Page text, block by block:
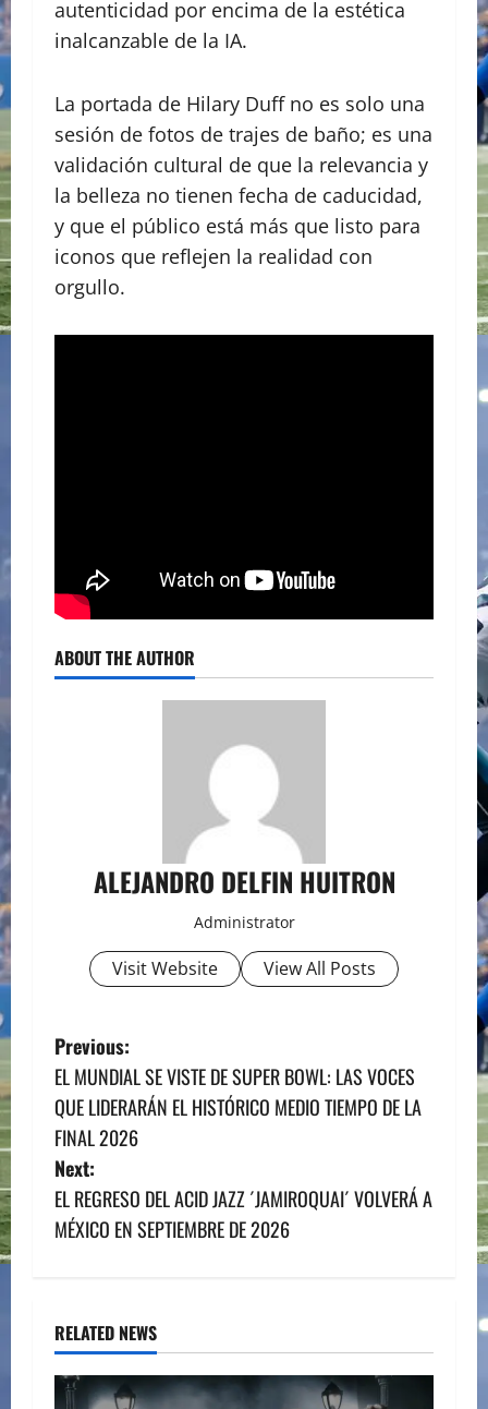
autenticidad por encima de la estética
inalcanzable de la IA.
La portada de Hilary Duff no es solo una
sesión de fotos de trajes de baño; es una
validación cultural de que la relevancia y
la belleza no tienen fecha de caducidad,
y que el público está más que listo para
iconos que reflejen la realidad con
orgullo.
ABOUT THE AUTHOR
ALEJANDRO DELFIN HUITRON
Administrator
Visit Website View All Posts
P
o
s
t
n
v
i
Previous:
EL MUNDIAL SE VISTE DE SUPER BOWL: LAS VOCES
QUE LIDERARÁN EL HISTÓRICO MEDIO TIEMPO DE LA
FINAL 2026
Next:
EL REGRESO DEL ACID JAZZ ´JAMIROQUAI´ VOLVERÁ A
MÉXICO EN SEPTIEMBRE DE 2026
RELATED NEWS